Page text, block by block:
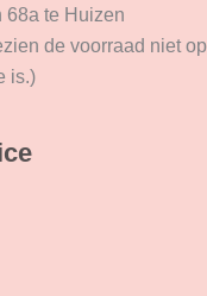
68a te Huizen
de voorraad niet op
is.)